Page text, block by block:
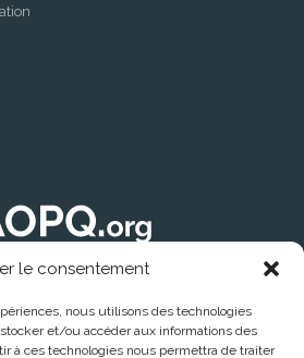
le consentement
nous utilisons des technologies
et/ou accéder aux informations des
à ces technologies nous permettra de traiter